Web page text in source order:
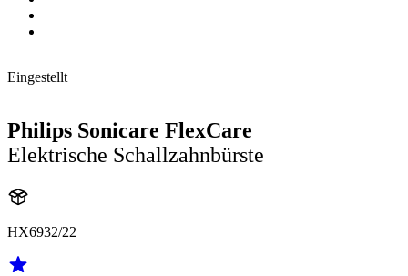
Eingestellt
Philips Sonicare FlexCare
Elektrische Schallzahnbürste
HX6932/22